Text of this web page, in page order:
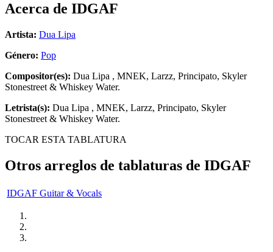
Acerca de IDGAF
Artista: Dua Lipa
Género: Pop
Compositor(es): Dua Lipa , MNEK, Larzz, Principato, Skyler
Stonestreet & Whiskey Water.
Letrista(s): Dua Lipa , MNEK, Larzz, Principato, Skyler
Stonestreet & Whiskey Water.
TOCAR ESTA TABLATURA
Otros arreglos de tablaturas de IDGAF
IDGAF Guitar & Vocals